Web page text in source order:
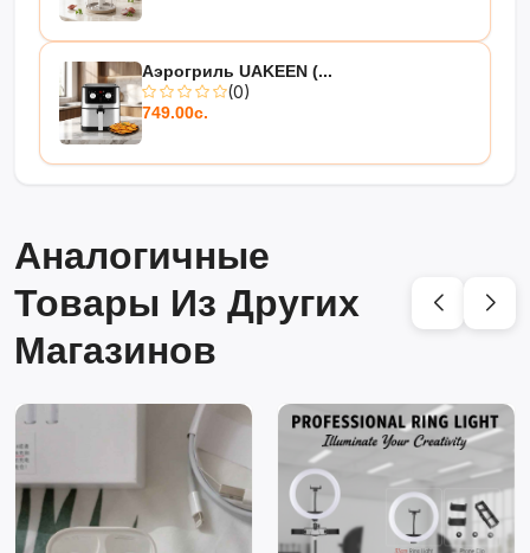
Аэрогриль UAKEEN (...
(0)
749.00с.
Аналогичные
Товары Из Других
Магазинов